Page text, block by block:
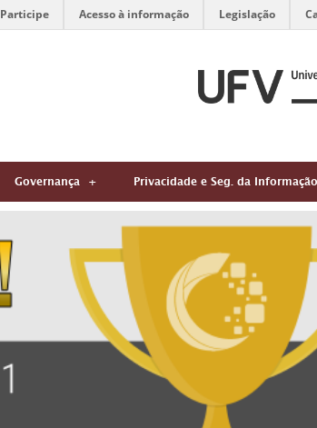
Participe Acesso à informação Legislação
Governança Privacidade e Seg. da Informação